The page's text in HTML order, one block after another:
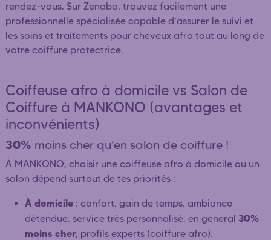
rendez-vous. Sur Zenaba, trouvez facilement une
professionnelle spécialisée capable d’assurer le suivi et
les soins et traitements pour cheveux afro tout au long de
votre coiffure protectrice.
Coiffeuse afro à domicile vs Salon de
Coiffure à MANKONO (avantages et
inconvénients)
30% moins cher qu'en salon de coiffure !
À MANKONO, choisir une coiffeuse afro à domicile ou un
salon dépend surtout de tes priorités :
À domicile : confort, gain de temps, ambiance
détendue, service très personnalisé, en general 30%
moins cher, profils experts (coiffure afro).